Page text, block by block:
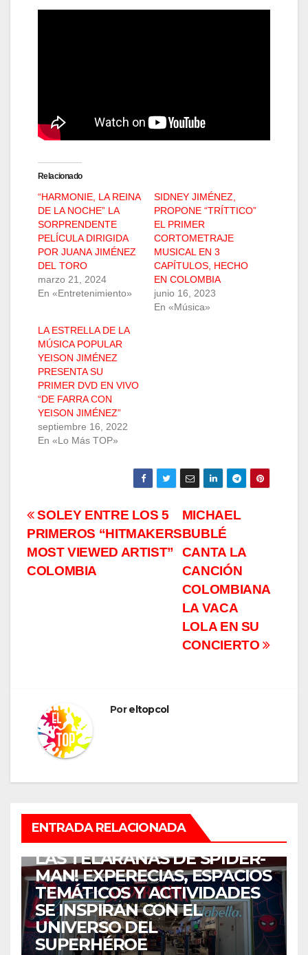
Relacionado
“HARMONIE, LA REINA
DE LA NOCHE” LA
SORPRENDENTE
PELÍCULA DIRIGIDA
POR JUANA JIMÉNEZ
DEL TORO
marzo 21, 2024
En «Entretenimiento»
SIDNEY JIMÉNEZ,
PROPONE “TRÍTTICO”
EL PRIMER
CORTOMETRAJE
MUSICAL EN 3
CAPÍTULOS, HECHO
EN COLOMBIA
junio 16, 2023
En «Música»
LA ESTRELLA DE LA
MÚSICA POPULAR
YEISON JIMÉNEZ
PRESENTA SU
PRIMER DVD EN VIVO
“DE FARRA CON
YEISON JIMÉNEZ”
septiembre 16, 2022
En «Lo Más TOP»
Navegación
de
entradas
MICHAEL
BUBLÉ
CANTA LA
CANCIÓN
COLOMBIANA
LA VACA
LOLA EN SU
CONCIERTO
SOLEY ENTRE LOS 5
PRIMEROS “HITMAKERS
MOST VIEWED ARTIST”
COLOMBIA
Poreltopcol
ENTRADA RELACIONADA
ENTRETENIMIENTO
¡COLOMBIA SE ENREDÓ EN
LAS TELARAÑAS DE SPIDER-
MAN! EXPERECIAS, ESPACIOS
TEMÁTICOS Y ACTIVIDADES
SE INSPIRAN CON EL
UNIVERSO DEL
SUPERHÉROE